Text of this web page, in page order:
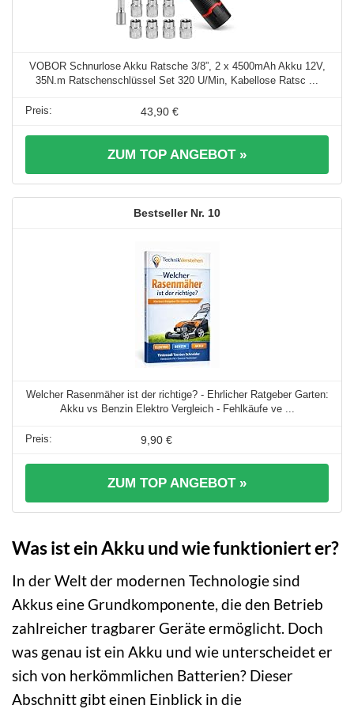
VOBOR Schnurlose Akku Ratsche 3/8”, 2 x 4500mAh Akku 12V,
35N.m Ratschenschlüssel Set 320 U/Min, Kabellose Ratsc ...
43,90 €
ZUM TOP ANGEBOT »
10
Welcher Rasenmäher ist der richtige? - Ehrlicher Ratgeber Garten:
Akku vs Benzin Elektro Vergleich - Fehlkäufe ve ...
9,90 €
ZUM TOP ANGEBOT »
Was ist ein Akku und wie funktioniert er?
In der Welt der modernen Technologie sind
Akkus eine Grundkomponente, die den Betrieb
zahlreicher tragbarer Geräte ermöglicht. Doch
was genau ist ein Akku und wie unterscheidet er
sich von herkömmlichen Batterien? Dieser
Abschnitt gibt einen Einblick in die